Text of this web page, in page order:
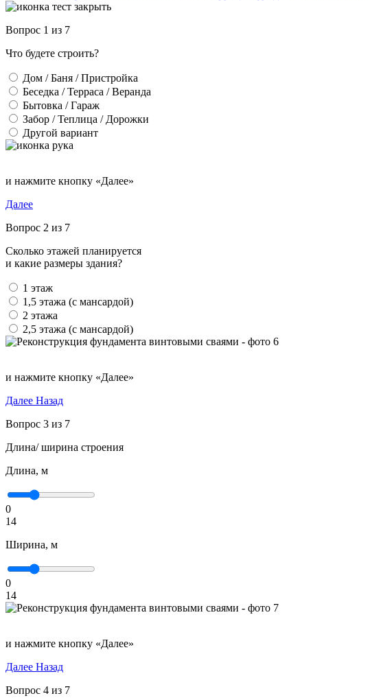
Вопрос 1 из 7
Что будете строить?
Дом / Баня / Пристройка
Беседка / Терраса / Веранда
Бытовка / Гараж
Забор / Теплица / Дорожки
Другой вариант
и нажмите кнопку «Далее»
Далее
Вопрос 2 из 7
Сколько этажей планируется
и какие размеры здания?
1 этаж
1,5 этажа (с мансардой)
2 этажа
2,5 этажа (с мансардой)
и нажмите кнопку «Далее»
Далее Назад
Вопрос 3 из 7
Длина/ ширина строения
Длина, м
0
14
Ширина, м
0
14
и нажмите кнопку «Далее»
Далее Назад
Вопрос 4 из 7